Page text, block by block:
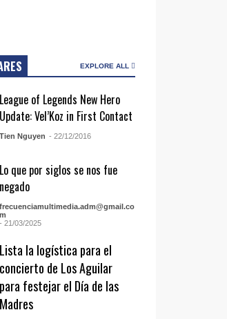
EXPLORE ALL
League of Legends New Hero
Update: Vel’Koz in First Contact
Tien Nguyen - 22/12/2016
Lo que por siglos se nos fue
negado
frecuenciamultimedia.adm@gmail.co
m
- 21/03/2025
Lista la logística para el
concierto de Los Aguilar
para festejar el Día de las
Madres